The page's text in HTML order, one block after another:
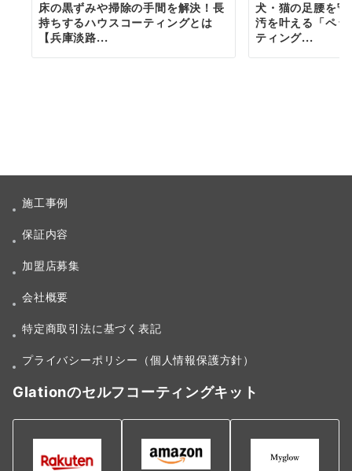
床の黒ずみや掃除の手間を解決！長
持ちするハウスコーティングとは
【兵庫淡路...
犬・猫の足腰を
汚を叶える「ペ
ティング...
施工事例
保証内容
加盟店募集
会社概要
特定商取引法に基づく表記
プライバシーポリシー（個人情報保護方針）
Glationのセルフコーティングキット